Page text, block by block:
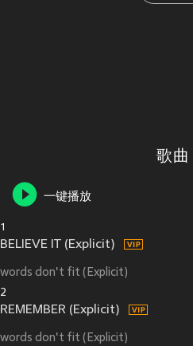
歌曲
一键播放
1
BELIEVE IT (Explicit)
words don't fit (Explicit)
2
REMEMBER (Explicit)
words don't fit (Explicit)